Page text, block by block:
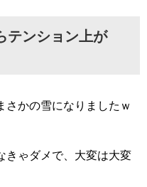
ンション上が
さかの雪になりましたｗ
きゃダメで、大変は大変